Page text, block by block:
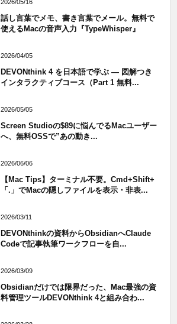
2026/05/16
話し言葉でメモ、書き言葉でメール。無料で
使えるMacの音声入力『TypeWhisper』
2026/04/05
DEVONthink 4 を日本語で学ぶ — 図解つき
インタラクティブコース（Part 1 無料...
2026/05/05
Screen Studioの$89に悩んでるMacユーザー
へ、無料OSSで”あの動き...
2026/06/06
【Mac Tips】ターミナル不要。Cmd+Shift+
「.」でMacの隠しファイルを表示・非表...
2026/03/11
DEVONthinkの資料からObsidianへClaude
Codeで記事執筆ワークフローを自...
2026/03/09
Obsidianだけでは限界だった、Mac最強の資
料管理ツールDEVONthink 4と組み合わ...